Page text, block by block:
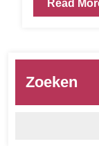
Read
Zoeken